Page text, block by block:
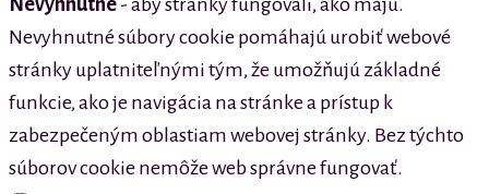
Nevyhnutné - aby stránky fungovali, ako majú.
Nevyhnutné súbory cookie pomáhajú urobiť webové
stránky uplatniteľnými tým, že umožňujú základné
funkcie, ako je navigácia na stránke a prístup k
zabezpečeným oblastiam webovej stránky. Bez týchto
súborov cookie nemôže web správne fungovať.